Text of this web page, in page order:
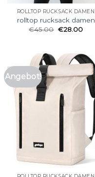
ROLLTOP RUCKSACK DAMEN
rolltop rucksack damen
€45.00 €28.00
Angebot!